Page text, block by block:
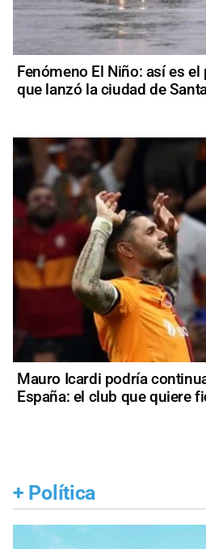
Fenómeno El Niño: así es
que lanzó la ciudad de
Mauro Icardi podría
España: el club que quiere
+ Política